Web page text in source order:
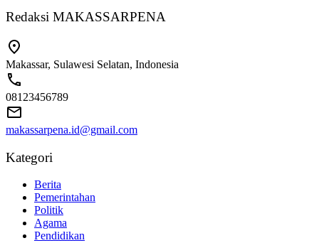
Redaksi MAKASSARPENA
Makassar, Sulawesi Selatan, Indonesia
08123456789
makassarpena.id@gmail.com
Kategori
Berita
Pemerintahan
Politik
Agama
Pendidikan